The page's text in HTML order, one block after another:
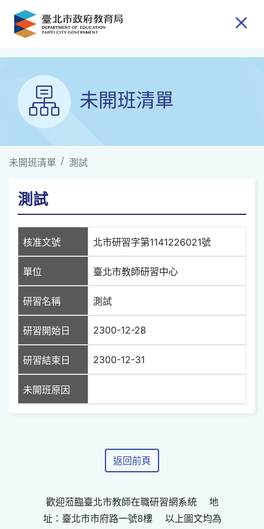
跳到主要內容
未開班清單
未開班清單 測試
測試
核准文號 北市研習字第1141226021號
單位 臺北市教師研習中心
研習名稱 測試
研習開始日 2300-12-28
研習結束日 2300-12-31
未開班原因
返回前頁
歡迎蒞臨臺北市教師在職研習網系統 地
址：臺北市市府路一號8樓 以上圖文均為